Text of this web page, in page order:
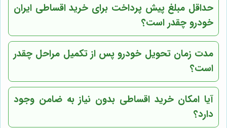
حداقل مبلغ پیش پرداخت برای خرید اقساطی ایران
خودرو چقدر است؟
مدت زمان تحویل خودرو پس از تکمیل مراحل چقدر
است؟
آیا امکان خرید اقساطی بدون نیاز به ضامن وجود
دارد؟